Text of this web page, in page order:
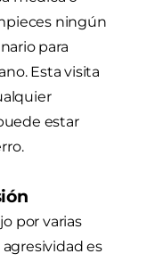
ningún
para
Esta visita
estar
por varias
agresividad es